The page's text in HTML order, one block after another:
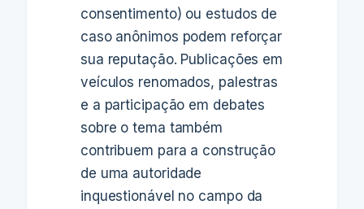
consentimento) ou estudos de
caso anônimos podem reforçar
sua reputação. Publicações em
veículos renomados, palestras
e a participação em debates
sobre o tema também
contribuem para a construção
de uma autoridade
inquestionável no campo da